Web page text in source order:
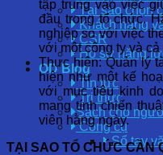
Tại sao chọn
Khách hàng
CSR
Hồ sơ năng
OD Blog
Tin tức
Tri thức
Sách cho
Công cụ
Sổ tay
tập trung vào việc
đầu trong tổ chức.
nghiệp so với việc
với một công ty và
Thực hiện: Quản lý
hiện như một kế
với mục tiêu kinh
mang tính chiến
viên hằng ngày.
TẠI SAO TỔ CHỨC CẦN